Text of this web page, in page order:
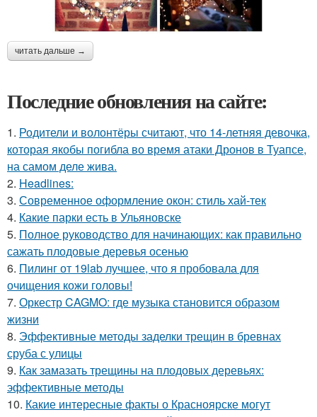
читать дальше →
Последние обновления на сайте:
1. Родители и волонтёры считают, что 14-летняя девочка,
которая якобы погибла во время атаки Дронов в Туапсе,
на самом деле жива.
2. Headlines:
3. Современное оформление окон: стиль хай-тек
4. Какие парки есть в Ульяновске
5. Полное руководство для начинающих: как правильно
сажать плодовые деревья осенью
6. Пилинг от 19lab лучшее, что я пробовала для
очищения кожи головы!
7. Оркестр CAGMO: где музыка становится образом
жизни
8. Эффективные методы заделки трещин в бревнах
сруба с улицы
9. Как замазать трещины на плодовых деревьях:
эффективные методы
10. Какие интересные факты о Красноярске могут